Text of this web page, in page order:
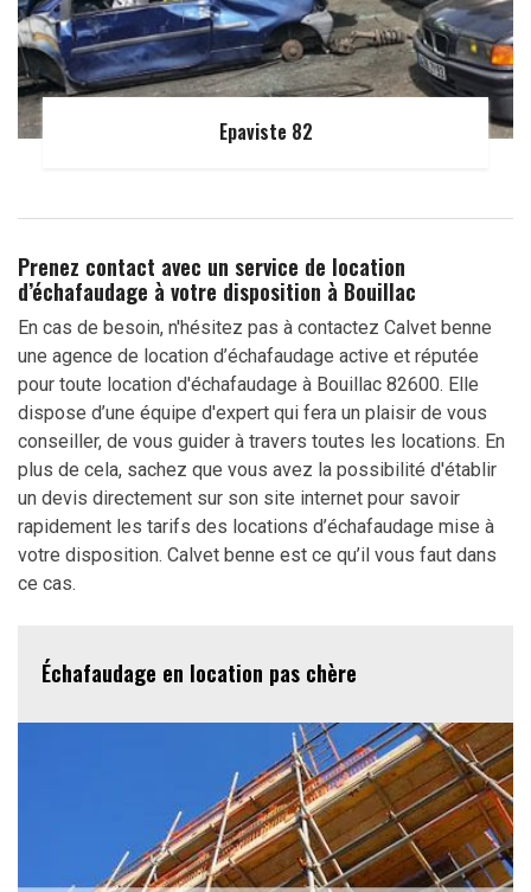
Epaviste 82
Prenez contact avec un service de location
d’échafaudage à votre disposition à Bouillac
En cas de besoin, n'hésitez pas à contactez Calvet benne
une agence de location d’échafaudage active et réputée
pour toute location d'échafaudage à Bouillac 82600. Elle
dispose d’une équipe d'expert qui fera un plaisir de vous
conseiller, de vous guider à travers toutes les locations. En
plus de cela, sachez que vous avez la possibilité d'établir
un devis directement sur son site internet pour savoir
rapidement les tarifs des locations d’échafaudage mise à
votre disposition. Calvet benne est ce qu’il vous faut dans
ce cas.
Échafaudage en location pas chère